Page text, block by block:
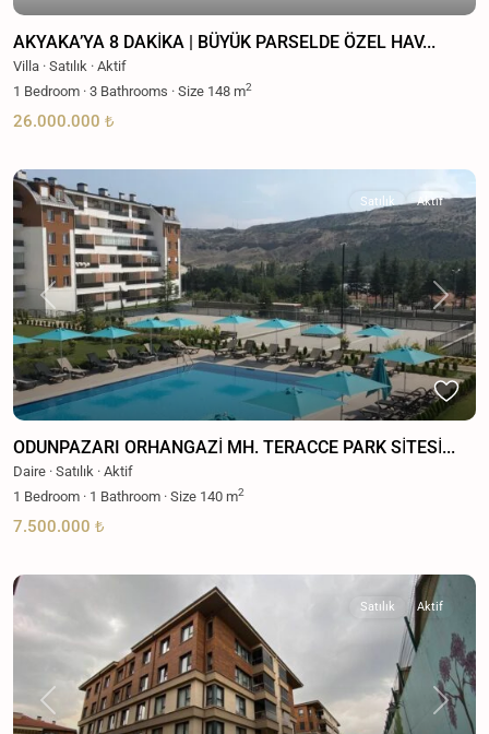
AKYAKA’YA 8 DAKİKA | BÜYÜK PARSELDE ÖZEL HAV...
Villa · Satılık · Aktif
1 Bedroom · 3 Bathrooms · Size 148 m2
26.000.000 ₺
Previous Next
Satılık Aktif
ODUNPAZARI ORHANGAZİ MH. TERACCE PARK SİTESİ...
Daire · Satılık · Aktif
1 Bedroom · 1 Bathroom · Size 140 m2
7.500.000 ₺
Previous Next
Satılık Aktif